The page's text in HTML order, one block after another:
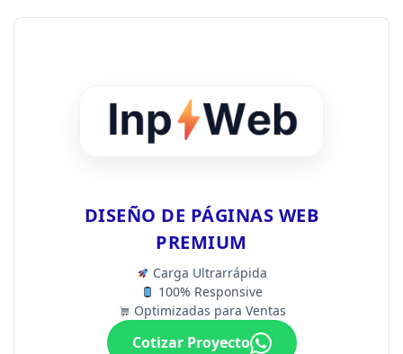
DISEÑO DE PÁGINAS WEB
PREMIUM
Carga Ultrarrápida
100% Responsive
Optimizadas para Ventas
Cotizar Proyecto